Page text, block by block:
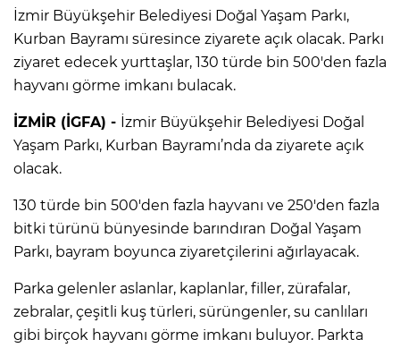
İzmir Büyükşehir Belediyesi Doğal Yaşam Parkı,
Kurban Bayramı süresince ziyarete açık olacak. Parkı
ziyaret edecek yurttaşlar, 130 türde bin 500'den fazla
hayvanı görme imkanı bulacak.
İZMİR (İGFA) - İzmir Büyükşehir Belediyesi Doğal
Yaşam Parkı, Kurban Bayramı’nda da ziyarete açık
olacak.
130 türde bin 500'den fazla hayvanı ve 250'den fazla
bitki türünü bünyesinde barındıran Doğal Yaşam
Parkı, bayram boyunca ziyaretçilerini ağırlayacak.
Parka gelenler aslanlar, kaplanlar, filler, zürafalar,
zebralar, çeşitli kuş türleri, sürüngenler, su canlıları
gibi birçok hayvanı görme imkanı buluyor. Parkta